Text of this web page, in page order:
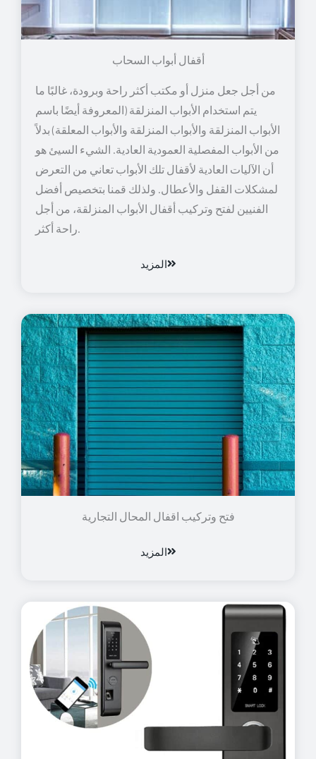
أقفال أبواب السحاب
من أجل جعل منزل أو مكتب أكثر راحة وبرودة، غالبًا ما
يتم استخدام الأبواب المنزلقة (المعروفة أيضًا باسم
الأبواب المنزلقة والأبواب المنزلقة والأبواب المعلقة) بدلاً
من الأبواب المفصلية العمودية العادية. الشيء السيئ هو
أن الآليات العادية لأقفال تلك الأبواب تعاني من التعرض
لمشكلات القفل والأعطال. ولذلك قمنا بتخصيص أفضل
الفنيين لفتح وتركيب أقفال الأبواب المنزلقة، من أجل
راحة أكثر.
المزيد
فتح وتركيب اقفال المحال التجارية
المزيد